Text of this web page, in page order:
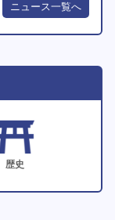
ニュース一覧へ
歴史